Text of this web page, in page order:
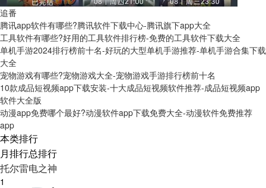
追番
腾讯app软件有哪些?腾讯软件下载中心-腾讯旗下app大全
工具软件有哪些?好用的工具软件排行榜-免费的工具软件下载大全
单机手游2024排行榜前十名-好玩的大型单机手游推荐-单机手游合集下载
大全
宠物游戏有哪些?宠物游戏大全-宠物游戏手游排行榜前十名
10款成品短视频app下载安装-十大成品短视频软件推荐-成品短视频app
软件大全版
动漫app免费哪个最好?动漫软件app下载免费大全-动漫软件免费推荐
app
本类排行
月排行总排行
托尔雷电之神
1